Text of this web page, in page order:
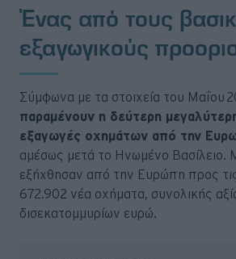
Ένας από τους
εξαγωγικούς
Σύμφωνα με τα στοιχεία του Μαΐου
παραμένουν η δεύτερη
εξαγωγές οχημάτων από την
αμέσως μετά το Ηνωμένο Βασίλειο.
εξήχθησαν από την Ευρώπη προς
672.902 νέα οχήματα, συνολικής
δισεκατομμυρίων ευρώ.